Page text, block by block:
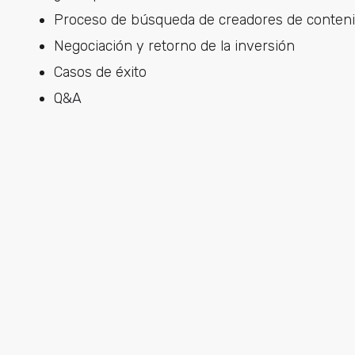
Proceso de búsqueda de creadores de
Negociación y retorno de la inversión
Casos de éxito
Q&A